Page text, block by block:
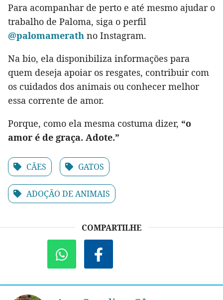
Para acompanhar de perto e até mesmo ajudar o
trabalho de Paloma, siga o perfil
@palomamerath no Instagram.
Na bio, ela disponibiliza informações para
quem deseja apoiar os resgates, contribuir com
os cuidados dos animais ou conhecer melhor
essa corrente de amor.
Porque, como ela mesma costuma dizer, “o
amor é de graça. Adote.”
CÃES GATOS
ADOÇÃO DE ANIMAIS
COMPARTILHE